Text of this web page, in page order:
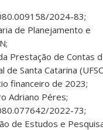
2024-83;
de Planejamento e
Prestação de Contas
de Santa Catarina
financeiro de 2023;
Adriano Péres;
2022-73;
de Estudos e